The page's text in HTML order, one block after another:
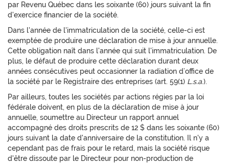
par Revenu Québec dans les soixante (60) jours suivant la fin
d'exercice financier de la société.
Dans l'année de l'immatriculation de la société, celle-ci est
exemptée de produire une déclaration de mise à jour annuelle.
Cette obligation naît dans l'année qui suit l'immatriculation. De
plus, le défaut de produire cette déclaration durant deux
années consécutives peut occasionner la radiation d’office de
la société par le Registraire des entreprises (art. 59(1) L.s.a.).
Par ailleurs, toutes les sociétés par actions régies par la loi
fédérale doivent, en plus de la déclaration de mise à jour
annuelle, soumettre au Directeur un rapport annuel
accompagné des droits prescrits de 12 $ dans les soixante (60)
jours suivant la date d'anniversaire de la constitution. Il n'y a
cependant pas de frais pour le retard, mais la société risque
d'être dissoute par le Directeur pour non-production de